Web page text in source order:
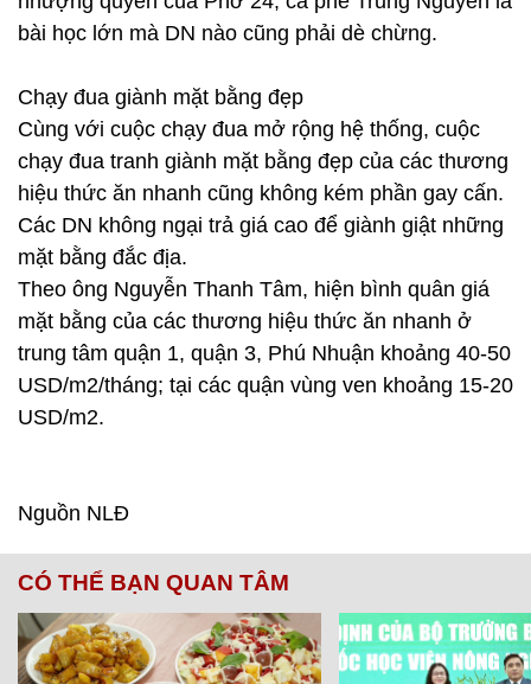
bài học lớn mà DN nào cũng phải dè chừng.
Chạy đua giành mặt bằng đẹp
Cùng với cuộc chạy đua mở rộng hệ thống, cuộc
chạy đua tranh giành mặt bằng đẹp của các thương
hiệu thức ăn nhanh cũng không kém phần gay cấn.
Các DN không ngại trả giá cao để giành giật những
mặt bằng đắc địa.
Theo ông Nguyễn Thanh Tâm, hiện bình quân giá
mặt bằng của các thương hiệu thức ăn nhanh ở
trung tâm quận 1, quận 3, Phú Nhuận khoảng 40-50
USD/m2/tháng; tại các quận vùng ven khoảng 15-20
USD/m2.
Nguồn NLĐ
CÓ THỂ BẠN QUAN TÂM